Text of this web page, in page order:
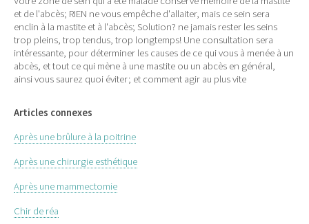
et de l'abcès; RIEN ne vous empêche d'allaiter, mais ce sein sera
enclin à la mastite et à l'abcès; Solution? ne jamais rester les seins
trop pleins, trop tendus, trop longtemps! Une consultation sera
intéressante, pour déterminer les causes de ce qui vous à menée à un
abcès, et tout ce qui mène à une mastite ou un abcès en général,
ainsi vous saurez quoi éviter; et comment agir au plus vite
Articles connexes
Après une brûlure à la poitrine
Après une chirurgie esthétique
Après une mammectomie
Chir de réa